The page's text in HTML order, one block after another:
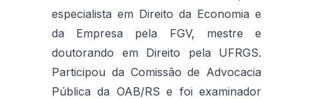
especialista em Direito da Economia e
da Empresa pela FGV, mestre e
doutorando em Direito pela UFRGS.
Participou da Comissão de Advocacia
Pública da OAB/RS e foi examinador